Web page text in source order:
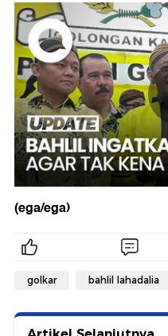
(ega/ega)
golkar bahlil lahadalia